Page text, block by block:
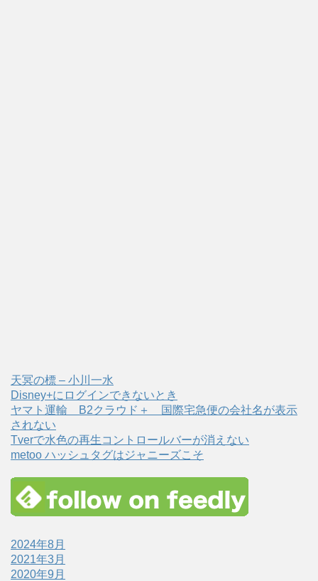
天冥の標 – 小川一水
Disney+にログインできないとき
ヤマト運輸 B2クラウド＋ 国際宅急便の会社名が表示
されない
Tverで水色の再生コントロールバーが消えない
metoo ハッシュタグはジャニーズこそ
2024年8月
2021年3月
2020年9月